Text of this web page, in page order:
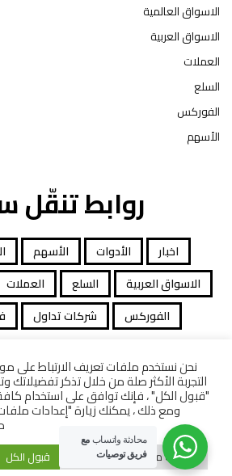
الاسواق العالمية
الاسواق العربية
العملات
السلع
الفوركس
الأسهم
روابط تنقّل
اخبار الأدوات الأسهم
الاسواق العربية
السلع العملات
الفوركس
شركات تداول
جميع الحقوق محفوظة توصيات
افصاح المخاطرة معاملات قانونية
نحن نستخدم ملفات تعريف الارتباط على
التجربة الأكثر صلة من خلال تذكر تفضيلاتك
"قبول الكل" ، فإنك توافق على استخدام
ومع ذلك ، يمكنك زيارة "إعدادات
إعدادات ملفات تعريف الارتباط قبول الكل
محادثة واتساب مع
فريق توصيات